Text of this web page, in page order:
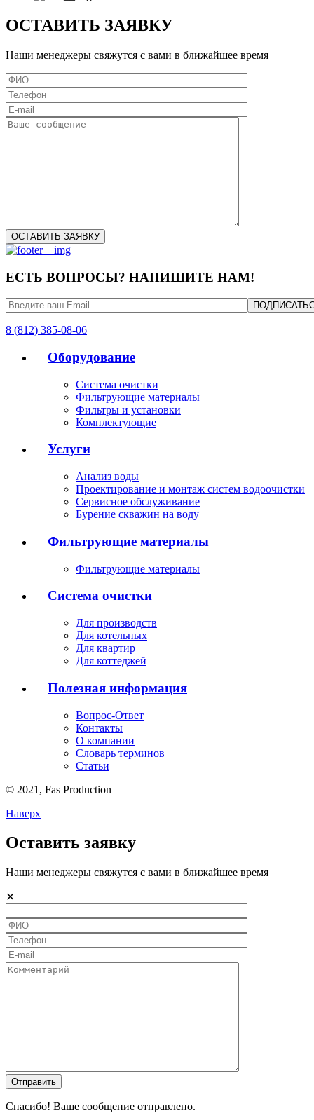
ОСТАВИТЬ ЗАЯВКУ
Наши менеджеры свяжутся с вами в ближайшее время
ЕСТЬ ВОПРОСЫ? НАПИШИТЕ НАМ!
8 (812) 385-08-06
Оборудование
Система очистки
Фильтрующие материалы
Фильтры и установки
Комплектующие
Услуги
Анализ воды
Проектирование и монтаж систем водоочистки
Сервисное обслуживание
Бурение скважин на воду
Фильтрующие материалы
Фильтрующие материалы
Система очистки
Для производств
Для котельных
Для квартир
Для коттеджей
Полезная информация
Вопрос-Ответ
Контакты
О компании
Словарь терминов
Статьи
© 2021, Fas Production
Наверх
Оставить заявку
Наши менеджеры свяжутся с вами в ближайшее время
✕
Спасибо! Ваше сообщение отправлено.